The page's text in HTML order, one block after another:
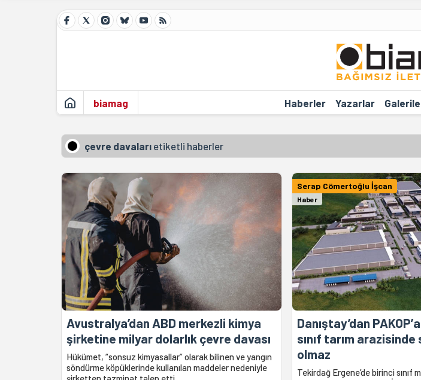
biamag Haberler Yazarlar
çevre davaları etiketli haberler
Avustralya’dan ABD merkezli kimya
şirketine milyar dolarlık çevre davası
Hükümet, “sonsuz kimyasallar” olarak bilinen ve yangın
söndürme köpüklerinde kullanılan maddeler nedeniyle
Serap Cömertoğlu İşcan
Haber
Danıştay’dan
sınıf tarım
olmaz
Tekirdağ Ergene’de birinci sınıf